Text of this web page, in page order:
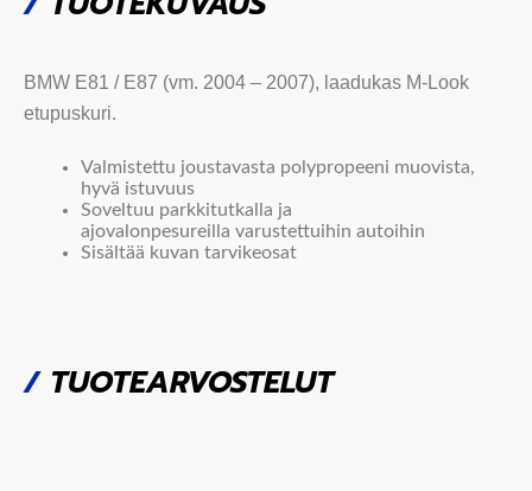
BMW E81 /E87 (vm. 2004 – 2007), laadukas M-Look
etupuskuri.
Valmistettu joustavasta polypropeeni muovista,
hyvä istuvuus
Soveltuu parkkitutkalla ja
ajovalonpesureilla varustettuihin autoihin
Sisältää kuvan tarvikeosat
/TUOTEARVOSTELUT